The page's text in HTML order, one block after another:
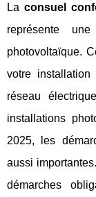
Laconsuel
représente
photovoltaïque.
votre
réseau
installations
2025, les
aussi
démarches